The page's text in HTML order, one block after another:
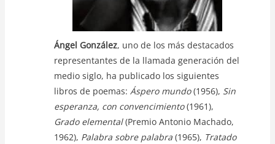
Ángel González, uno de los más destacados
representantes de la llamada generación del
medio siglo, ha publicado los siguientes
libros de poemas: Áspero mundo(1956), Sin
esperanza, con convencimiento(1961),
Grado elemental(Premio Antonio Machado,
1962), Palabra sobre palabra (1965), Tratado